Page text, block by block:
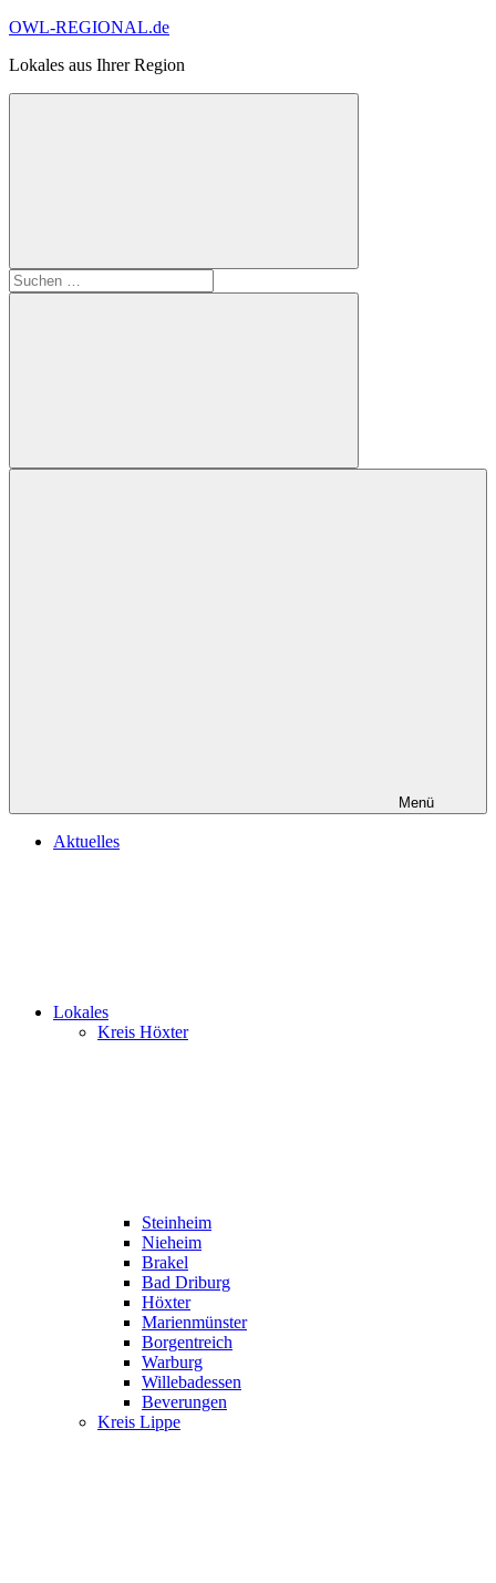
Zum
springen
OWL-REGIONAL.de
Lokales aus Ihrer Region
Suchformular
öffnen
Suchen
nach:
Suchen
Menü
Aktuelles
Lokales
Kreis Höxter
Steinheim
Nieheim
Brakel
Bad Driburg
Höxter
Marienmünster
Borgentreich
Warburg
Willebadessen
Beverungen
Kreis Lippe